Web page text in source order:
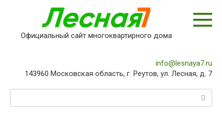
Официальный сайт многоквартирного дома
info@lesnaya7.ru
143960 Московская область, г. Реутов, ул. Лесная, д. 7